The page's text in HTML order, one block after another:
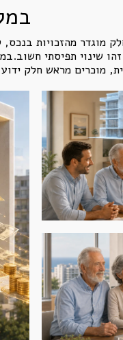
מוגדר מהזכויות
שינוי תפיסתי